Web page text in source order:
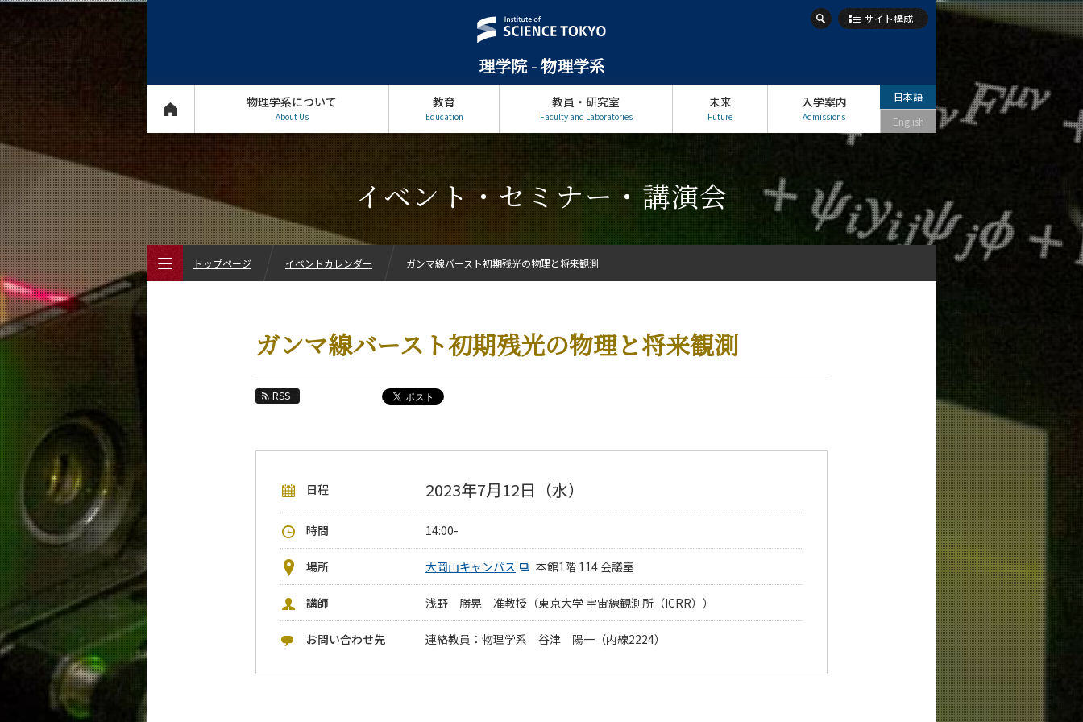
理学院 - 物理学系
サイト構成
物理学系について
About Us
教育
Education
教員・研究室
Faculty and Laboratories
未来
Future
入学案内
Admissions
日本語
English
イベント・セミナー・講演会
ガンマ線バースト初期残光の物理と将来観測
RSS
日程 2023年7月12日（水）
時間 14:00-
場所 大岡山キャンパス 本館1階 114 会議室
講師 浅野 勝晃 准教授（東京大学 宇宙線観測所（ICRR））
お問い合わせ先 連絡教員：物理学系 谷津 陽一（内線2224）
トップページ イベントカレンダー ガンマ線バースト初期残光の物理と将来観測
物理学系 News&Information
今後の課程別イベント